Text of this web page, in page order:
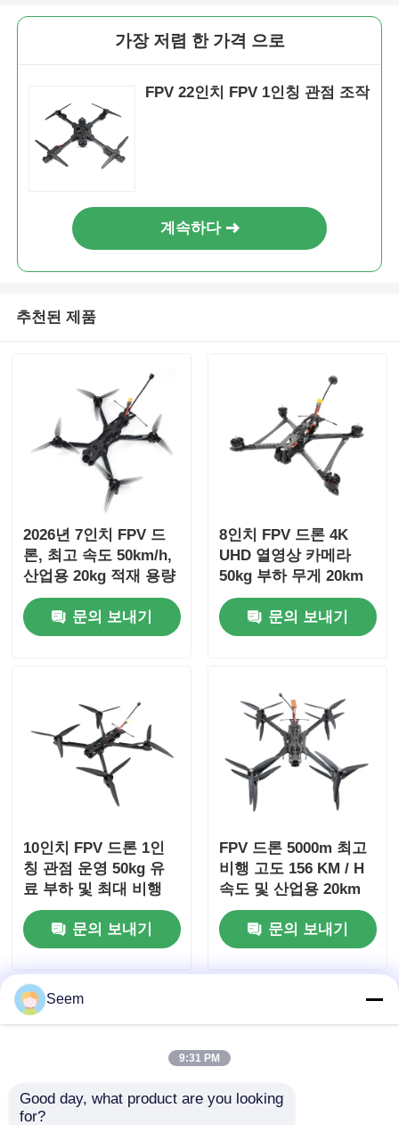
가장 저렴 한 가격 으로
FPV 22인치 FPV 1인칭 관점 조작
계속하다
추천된 제품
2026년 7인치 FPV 드
론, 최고 속도 50km/h,
산업용 20kg 적재 용량
문의 보내기
8인치 FPV 드론 4K
UHD 열영상 카메라
50kg 부하 무게 20km
최대 비행 거리
문의 보내기
10인치 FPV 드론 1인
칭 관점 운영 50kg 유
료 부하 및 최대 비행
거리 20km
문의 보내기
FPV 드론 5000m 최고
비행 고도 156 KM / H
속도 및 산업용 20km
범위
문의 보내기
Seem
9:31 PM
Good day, what product are you looking
for?